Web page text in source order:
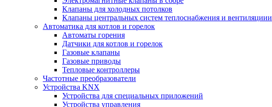
Клапаны для холодных потолков
Клапаны центральных систем теплоснабжения и вентиляциии
Автоматика для котлов и горелок
Автоматы горения
Датчики для котлов и горелок
Газовые клапаны
Газовые приводы
Тепловые контроллеры
Частотные преобразователи
Устройства KNX
Устройства для специальных приложений
Устройства управления